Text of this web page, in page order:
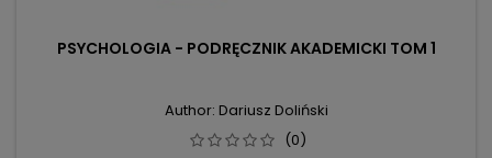
PSYCHOLOGIA - PODRĘCZNIK AKADEMICKI TOM 1
Author: Dariusz Doliński
(0)